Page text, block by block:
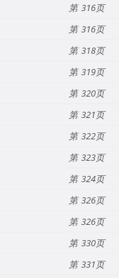
316
316
318
319
320
321
322
323
324
326
326
330
331